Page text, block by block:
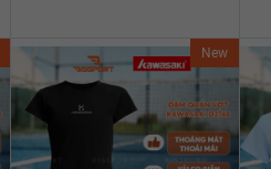
New